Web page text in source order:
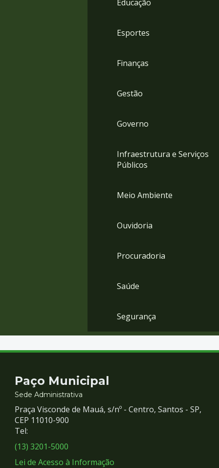
Educação
Esportes
Finanças
Gestão
Governo
Infraestrutura e Serviços
Públicos
Meio Ambiente
Ouvidoria
Procuradoria
Saúde
Segurança
Contato
e
Redes
Sociais
Paço Municipal
Sede Administrativa
Praça Visconde de Mauá, s/nº - Centro, Santos - SP,
CEP 11010-900
Tel:
(13) 3201-5000
Lei de Acesso à Informação